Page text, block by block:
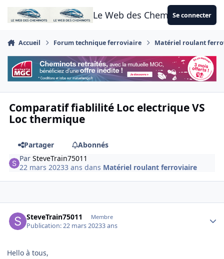
Aller au contenu
Le Web des CheminotsSe connecter
Accueil Forum technique ferroviaire Matériel roulant
Comparatif fiablilité Loc electrique VS
Loc thermique
Partager
Abonnés
ParSteveTrain75011
22 mars 20233 ans dans Matériel roulant ferroviaire
SteveTrain75011 Membre
Publication:22 mars 20233 ans
Hello à tous,